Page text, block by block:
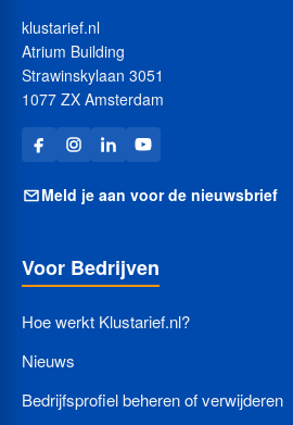
klustarief.nl
Atrium Building
Strawinskylaan 3051
1077 ZX Amsterdam
Meld je aan voor de nieuwsbrief
Voor Bedrijven
Hoe werkt Klustarief.nl?
Nieuws
Bedrijfsprofiel beheren of verwijderen